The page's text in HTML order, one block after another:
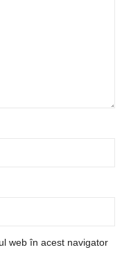
web în acest navigator